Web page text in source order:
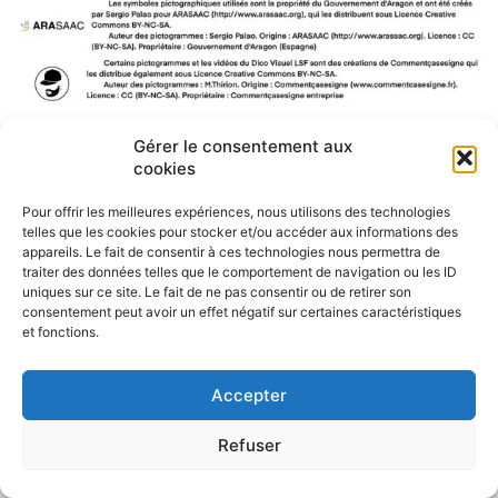
Gérer le consentement aux
cookies
Pour offrir les meilleures expériences, nous utilisons des technologies
telles que les cookies pour stocker et/ou accéder aux informations des
appareils. Le fait de consentir à ces technologies nous permettra de
traiter des données telles que le comportement de navigation ou les ID
uniques sur ce site. Le fait de ne pas consentir ou de retirer son
consentement peut avoir un effet négatif sur certaines caractéristiques
et fonctions.
Accepter
Refuser
e
b
o
o
k
W
h
t
s
A
p
p
M
s
e
n
g
e
P
t
a
g
e
r